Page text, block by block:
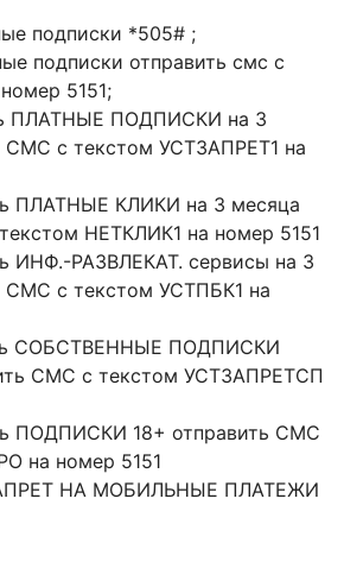
подписки *505# ;
подписки отправить смс с
5151;
ПЛАТНЫЕ ПОДПИСКИ на 3
СМС с текстом УСТЗАПРЕТ1 на
ПЛАТНЫЕ КЛИКИ на 3 месяца
НЕТКЛИК1 на номер 5151
ИНФ.-РАЗВЛЕКАТ. сервисы на 3
СМС с текстом УСТПБК1 на
СОБСТВЕННЫЕ ПОДПИСКИ
СМС с текстом УСТЗАПРЕТСП
ПОДПИСКИ 18+ отправить СМС
на номер 5151
НА МОБИЛЬНЫЕ ПЛАТЕЖИ